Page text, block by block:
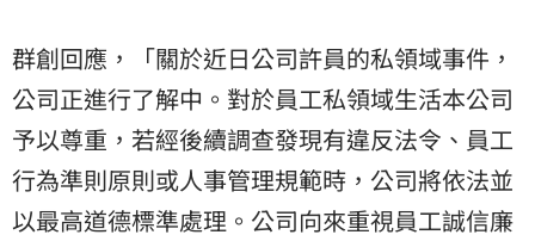
群創回應，「關於近日公司許員的私領域事件，
公司正進行了解中。對於員工私領域生活本公司
予以尊重，若經後續調查發現有違反法令、員工
行為準則原則或人事管理規範時，公司將依法並
以最高道德標準處理。公司向來重視員工誠信廉